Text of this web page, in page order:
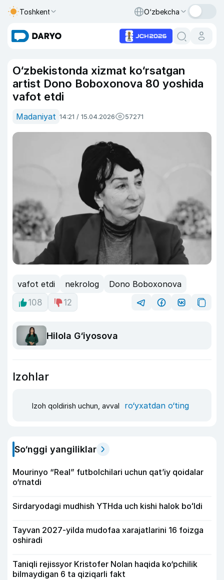
Toshkent O‘zbekcha
O‘zbekistonda xizmat ko‘rsatgan
artist Dono Boboxonova 80 yoshida
vafot etdi
Madaniyat 14:21 / 15.04.2026 57271
vafot etdi nekrolog
Dono Boboxonova
108
12
Hilola G‘iyosova
Izohlar
Izoh qoldirish uchun, avval ro‘yxatdan o‘ting
So‘nggi yangiliklar
Mourinyo “Real” futbolchilari uchun qat’iy qoidalar
o‘rnatdi
Sirdaryodagi mudhish YTHda uch kishi halok boʻldi
Tayvan 2027-yilda mudofaa xarajatlarini 16 foizga
oshiradi
Taniqli rejissyor Kristofer Nolan haqida ko‘pchilik
bilmaydigan 6 ta qiziqarli fakt